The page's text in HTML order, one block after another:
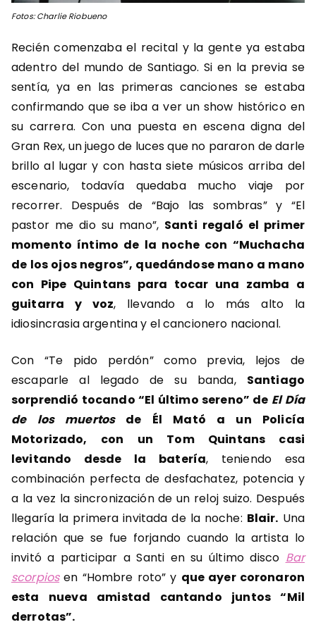
Fotos: Charlie Riobueno
Recién comenzaba el recital y la gente ya estaba
adentro del mundo de Santiago. Si en la previa se
sentía, ya en las primeras canciones se estaba
confirmando que se iba a ver un show histórico en
su carrera. Con una puesta en escena digna del
Gran Rex, un juego de luces que no pararon de darle
brillo al lugar y con hasta siete músicos arriba del
escenario, todavía quedaba mucho viaje por
recorrer. Después de “Bajo las sombras” y “El
pastor me dio su mano”, Santi regaló el primer
momento íntimo de la noche con “Muchacha
de los ojos negros”, quedándose mano a mano
con Pipe Quintans para tocar una zamba a
guitarra y voz, llevando a lo más alto la
idiosincrasia argentina y el cancionero nacional.
Con “Te pido perdón” como previa, lejos de
escaparle al legado de su banda, Santiago
sorprendió tocando “El último sereno” de ElDía
de los muertosde Él Mató a un Policía
Motorizado, con un Tom Quintans casi
levitando desde la batería, teniendo esa
combinación perfecta de desfachatez, potencia y
a la vez la sincronización de un reloj suizo. Después
llegaría la primera invitada de la noche: Blair. Una
relación que se fue forjando cuando la artista lo
invitó a participar a Santi en su último disco Bar
scorpiosen “Hombre roto” y que ayer coronaron
esta nueva amistad cantando juntos “Mil
derrotas”.